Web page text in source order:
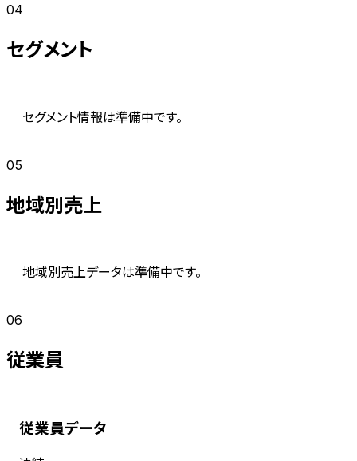
04
セグメント
セグメント情報は準備中です。
05
地域別売上
地域別売上データは準備中です。
06
従業員
従業員データ